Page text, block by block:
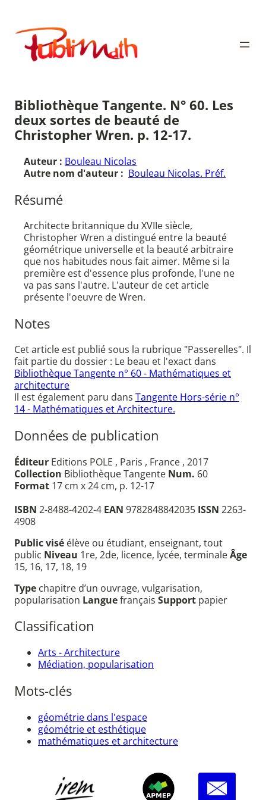
contenu
Publimath
Bibliothèque Tangente. N° 60. Les
deux sortes de beauté de
Christopher Wren. p. 12-17.
Auteur : Bouleau Nicolas
Autre nom d'auteur : Bouleau Nicolas. Préf.
Résumé
Architecte britannique du XVIIe siècle,
Christopher Wren a distingué entre la beauté
géométrique universelle et la beauté arbitraire
que nos habitudes nous fait aimer. Même si la
première est d'essence plus profonde, l'une ne
va pas sans l'autre. L'auteur de cet article
présente l'oeuvre de Wren.
Notes
Cet article est publié sous la rubrique "Passerelles". Il
fait partie du dossier : Le beau et l'exact dans
Bibliothèque Tangente n° 60 - Mathématiques et
architecture
Il est également paru dans Tangente Hors-série n°
14 - Mathématiques et Architecture.
Données de publication
Éditeur Editions POLE , Paris , France , 2017
Collection Bibliothèque Tangente Num. 60
Format 17 cm x 24 cm, p. 12-17
ISBN 2-8488-4202-4 EAN 9782848842035 ISSN 2263-
4908
Public visé élève ou étudiant, enseignant, tout
public Niveau 1re, 2de, licence, lycée, terminaleÂge
15, 16, 17, 18, 19
Type chapitre d’un ouvrage, vulgarisation,
popularisation Languefrançais Support papier
Classification
Arts - Architecture
Médiation, popularisation
Mots-clés
géométrie dans l'espace
géométrie et esthétique
mathématiques et architecture